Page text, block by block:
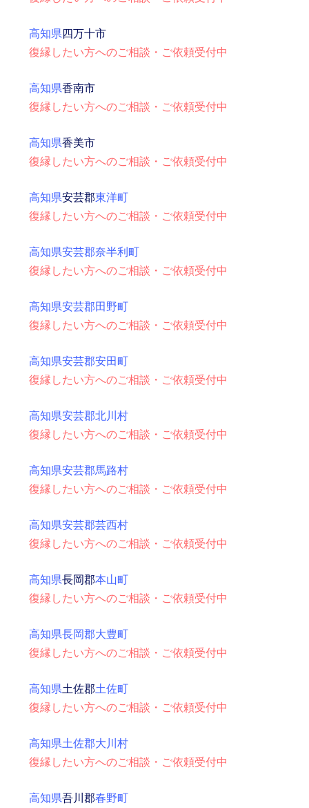
高知県 四万十市
復縁したい方へのご相談・ご依頼受付中
高知県香南市
復縁したい方へのご相談・ご依頼受付中
高知県香美市
復縁したい方へのご相談・ご依頼受付中
高知県安芸郡東洋町
復縁したい方へのご相談・ご依頼受付中
高知県安芸郡奈半利町
復縁したい方へのご相談・ご依頼受付中
高知県安芸郡田野町
復縁したい方へのご相談・ご依頼受付中
高知県安芸郡安田町
復縁したい方へのご相談・ご依頼受付中
高知県安芸郡北川村
復縁したい方へのご相談・ご依頼受付中
高知県安芸郡馬路村
復縁したい方へのご相談・ご依頼受付中
高知県安芸郡芸西村
復縁したい方へのご相談・ご依頼受付中
高知県長岡郡本山町
復縁したい方へのご相談・ご依頼受付中
高知県長岡郡大豊町
復縁したい方へのご相談・ご依頼受付中
高知県土佐郡土佐町
復縁したい方へのご相談・ご依頼受付中
高知県土佐郡大川村
復縁したい方へのご相談・ご依頼受付中
高知県吾川郡春野町